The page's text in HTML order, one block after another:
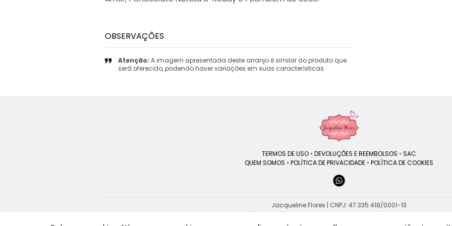
OBSERVAÇÕES
Atenção: A imagem apresentada deste arranjo é similar ao produto que
será oferecido, podendo haver variações em suas características.
TERMOS DE USO • DEVOLUÇÕES E REEMBOLSOS • SAC
QUEM SOMOS • POLÍTICA DE PRIVACIDADE • POLÍTICA DE COOKIES
Jacqueline Flores | CNPJ: 47.335.418/0001-13
Av. Ivo Mário Isaac Pires, 850 - Jardim Santa Paula - Cotia - SP - 06720-
WhatsApp: (11) 91512-8343